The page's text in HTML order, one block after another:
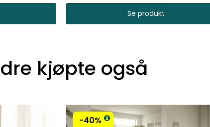
Se produkt
kjøpte også
-40%